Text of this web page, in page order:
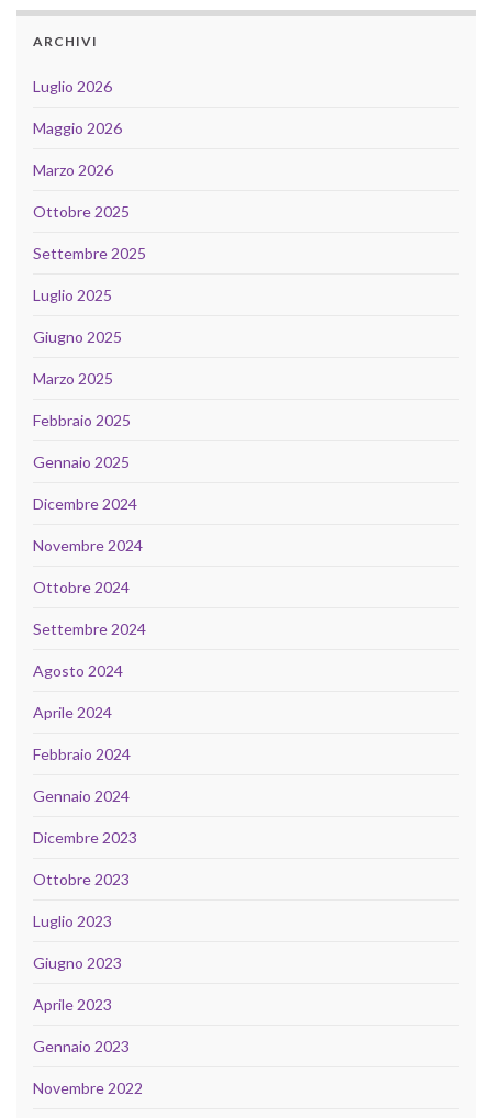
ARCHIVI
Luglio 2026
Maggio 2026
Marzo 2026
Ottobre 2025
Settembre 2025
Luglio 2025
Giugno 2025
Marzo 2025
Febbraio 2025
Gennaio 2025
Dicembre 2024
Novembre 2024
Ottobre 2024
Settembre 2024
Agosto 2024
Aprile 2024
Febbraio 2024
Gennaio 2024
Dicembre 2023
Ottobre 2023
Luglio 2023
Giugno 2023
Aprile 2023
Gennaio 2023
Novembre 2022